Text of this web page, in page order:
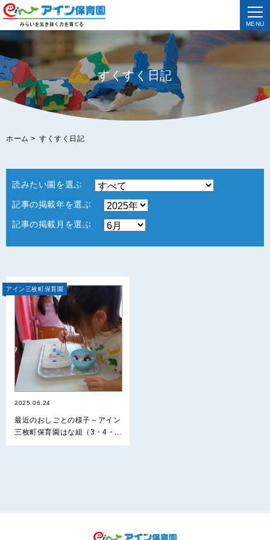
MENU
すくすく日記
ホーム > すくすく日記
読みたい園を選ぶ
記事の掲載年を選ぶ
記事の掲載月を選ぶ
アイン三枚町保育園
2025.06.24
最近のおしごとの様子～アイン
三枚町保育園はな組（3・4・...